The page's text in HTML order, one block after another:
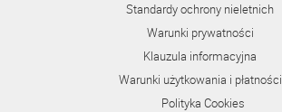
Standardy ochrony nieletnich
Warunki prywatności
Klauzula informacyjna
Warunki użytkowania i płatności
Polityka Cookies